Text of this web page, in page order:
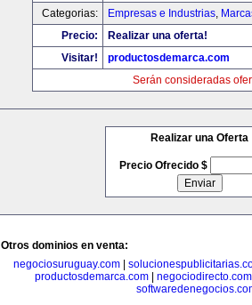
Categorias:
Empresas e Industrias,
Precio:
Realizar una oferta!
Visitar!
productosdemarca.com
Serán consideradas
Realizar una Oferta
Precio Ofrecido $
Otros dominios en venta:
negociosuruguay.com
productosdemarca.com| negociodirecto.com